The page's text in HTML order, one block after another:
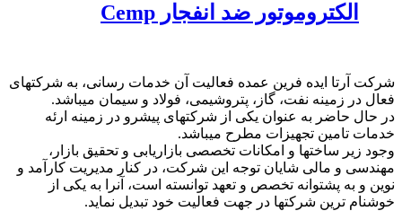
الکتروموتور ضد انفجار Cemp
شرکت آرتا ایده فرین عمده فعالیت آن خدمات رسانی، به شرکتهای
فعال در زمینه نفت، گاز، پتروشیمی، فولاد و سیمان میباشد.
در حال حاضر به عنوان یکی از شرکتهای پیشرو در زمینه ارئه
خدمات تامین تجهیزات مطرح میباشد.
وجود زیر ساختها و امکانات تخصصی بازاریابی و تحقیق بازار،
مهندسی و مالی شایان توجه این شرکت، در کنار مدیریت کارآمد و
نوین و به پشتوانه تخصص و تعهد توانسته است، آنرا به یکی از
خوشنام ترین شرکتها در جهت فعالیت خود تبدیل نماید.